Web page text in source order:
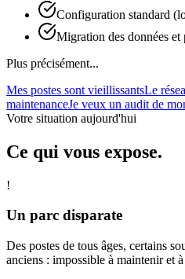
Configuration standard
Migration des données
Plus précisément...
Mes postes sont vieillissantsLe
maintenanceJe veux un audit de
Votre situation aujourd'hui
Ce qui vous expose.
!
Un parc disparate
Des postes de tous âges, certains
anciens : impossible à maintenir et